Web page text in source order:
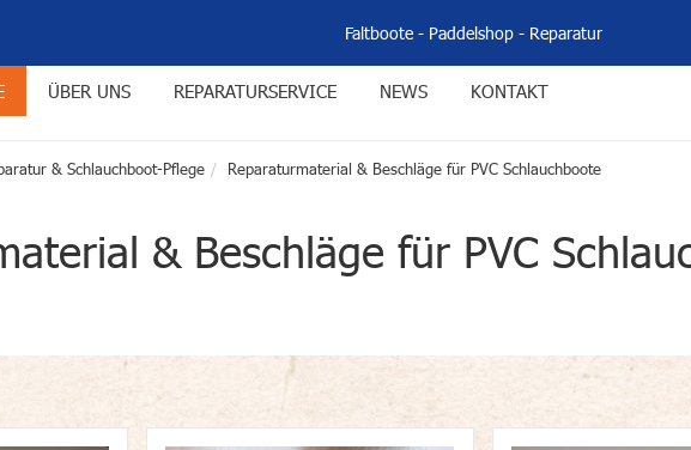
Faltboote- Paddelshop- Reparatur
ÜBER UNS REPARATURSERVICE NEWS KONTAKT
& Schlauchboot-Pflege Reparaturmaterial & Beschläge für PVC Schlauchboote
& Beschläge für PVC